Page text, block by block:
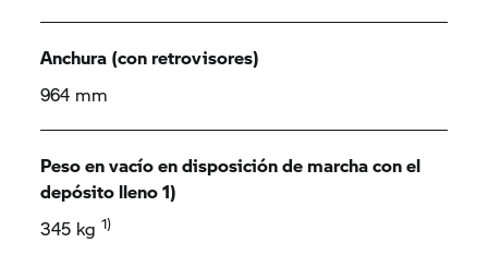
Anchura (con retrovisores)
964 mm
Peso en vacío en disposición de marcha con el
depósito lleno 1)
345 kg 1)